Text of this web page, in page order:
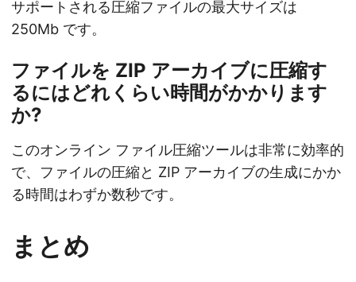
サポートされる圧縮ファイルの最大サイズは
250Mb です。
ファイルを ZIP アーカイブに圧縮す
るにはどれくらい時間がかかります
か?
このオンライン ファイル圧縮ツールは非常に効率的
で、ファイルの圧縮と ZIP アーカイブの生成にかか
る時間はわずか数秒です。
まとめ